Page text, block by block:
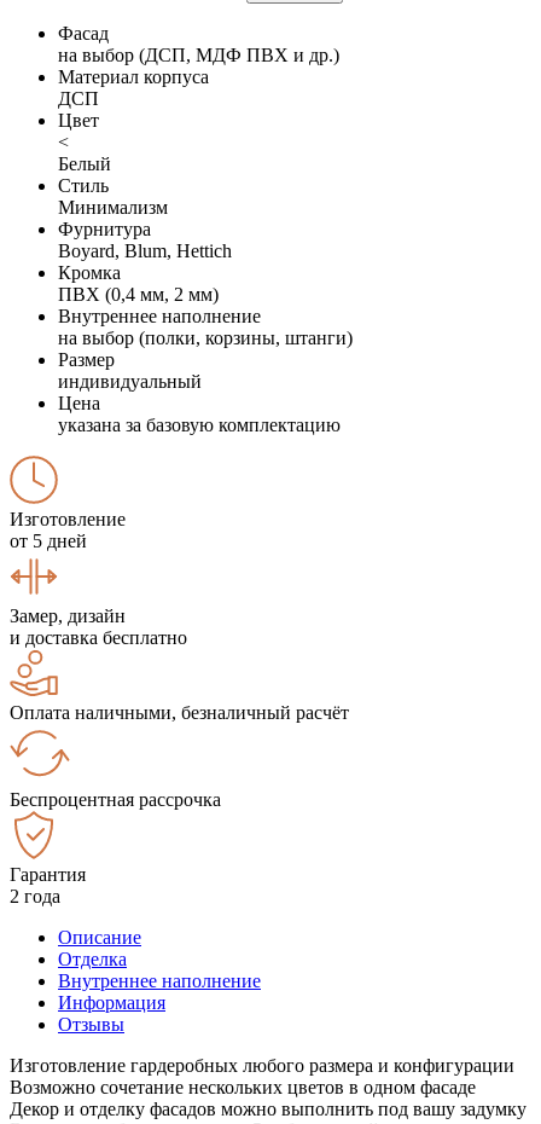
Фасад
на выбор (ДСП, МДФ ПВХ и др.)
Материал корпуса
ДСП
Цвет
<
Белый
Стиль
Минимализм
Фурнитура
Boyard, Blum, Hettich
Кромка
ПВХ (0,4 мм, 2 мм)
Внутреннее наполнение
на выбор (полки, корзины, штанги)
Размер
индивидуальный
Цена
указана за базовую комплектацию
Изготовление
от 5 дней
Замер, дизайн
и доставка бесплатно
Оплата наличными, безналичный расчёт
Беспроцентная рассрочка
Гарантия
2 года
Описание
Отделка
Внутреннее наполнение
Информация
Отзывы
Изготовление гардеробных любого размера и конфигурации
Возможно сочетание нескольких цветов в одном фасаде
Декор и отделку фасадов можно выполнить под вашу задумку